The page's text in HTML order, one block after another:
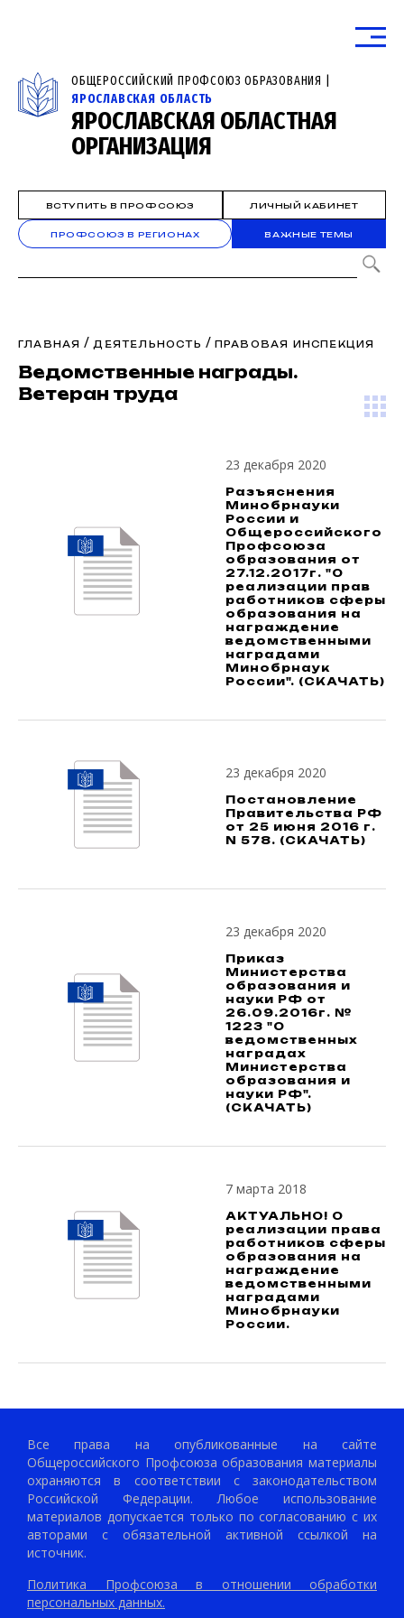
ОБЩЕРОССИЙСКИЙ ПРОФСОЮЗ ОБРАЗОВАНИЯ |
ЯРОСЛАВСКАЯ ОБЛАСТЬ
ЯРОСЛАВСКАЯ ОБЛАСТНАЯ
ОРГАНИЗАЦИЯ
ВСТУПИТЬ В ПРОФСОЮЗ ЛИЧНЫЙ КАБИНЕТ
ПРОФСОЮЗ В РЕГИОНАХ ВАЖНЫЕ ТЕМЫ
ГЛАВНАЯ /ДЕЯТЕЛЬНОСТЬ / ПРАВОВАЯ ИНСПЕКЦИЯ
Ведомственные награды.
Ветеран труда
23 декабря 2020
Разъяснения
Минобрнауки
России и
Общероссийского
Профсоюза
образования от
27.12.2017г. "О
реализации прав
работников сферы
образования на
награждение
ведомственными
наградами
Минобрнаук
России". (СКАЧАТЬ)
23 декабря 2020
Постановление
Правительства РФ
от 25 июня 2016 г.
N 578. (СКАЧАТЬ)
23 декабря 2020
Приказ
Министерства
образования и
науки РФ от
26.09.2016г. №
1223 "О
ведомственных
наградах
Министерства
образования и
науки РФ".
(СКАЧАТЬ)
7 марта 2018
АКТУАЛЬНО! О
реализации права
работников сферы
образования на
награждение
ведомственными
наградами
Минобрнауки
России.
Все права на опубликованные на сайте
Общероссийского Профсоюза образования материалы
охраняются в соответствии с законодательством
Российской Федерации. Любое использование
материалов допускается только по согласованию с их
авторами с обязательной активной ссылкой на
источник.
Политика Профсоюза в отношении обработки
персональных данных.